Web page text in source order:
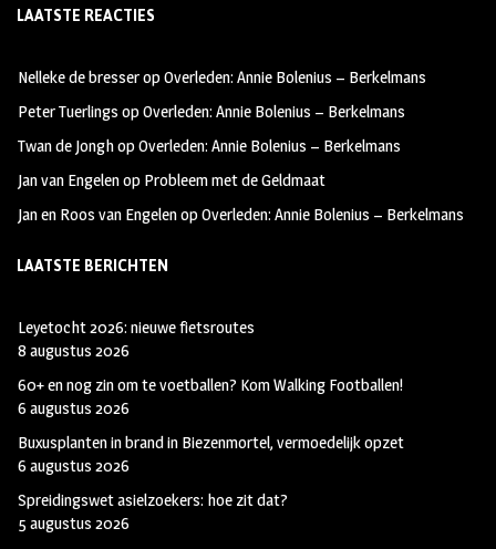
b
oo
k
ag
m
tt
LAATSTE REACTIES
Nelleke de bresseropOverleden: Annie Bolenius – Berkelmans
Peter Tuerlings opOverleden: Annie Bolenius – Berkelmans
Twan de JonghopOverleden: Annie Bolenius – Berkelmans
Jan van Engelenop Probleem met de Geldmaat
Jan en Roos van EngelenopOverleden: Annie Bolenius – Berkelmans
LAATSTE BERICHTEN
Leyetocht 2026: nieuwe fietsroutes
8 augustus 2026
60+ en nog zin om te voetballen? Kom Walking Footballen!
6 augustus 2026
Buxusplanten in brand in Biezenmortel, vermoedelijk opzet
6 augustus 2026
Spreidingswet asielzoekers: hoe zit dat?
5 augustus 2026